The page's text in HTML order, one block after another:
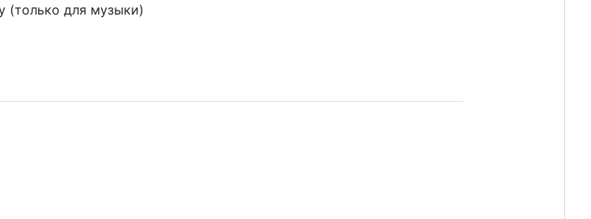
(только для музыки)